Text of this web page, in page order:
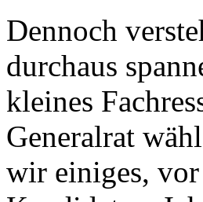
Dennoch
durchaus
kleines
Generalrat
wir einiges,